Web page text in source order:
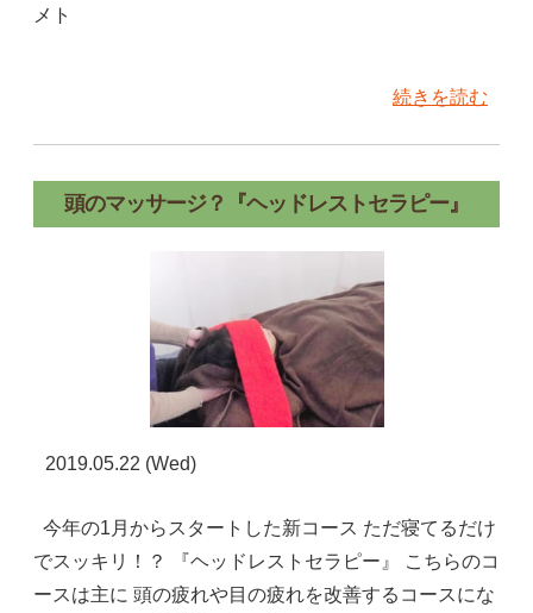
メト
続きを読む
頭のマッサージ？『ヘッドレストセラピー』
2019.05.22 (Wed)
今年の1月からスタートした新コース ただ寝てるだけ
でスッキリ！？ 『ヘッドレストセラピー』 こちらのコ
ースは主に 頭の疲れや目の疲れを改善するコースにな